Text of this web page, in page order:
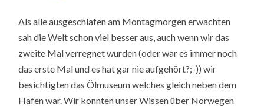
Als alle ausgeschlafen am Montagmorgen erwachten
sah die Welt schon viel besser aus, auch wenn wir das
zweite Mal verregnet wurden (oder war es immer noch
das erste Mal und es hat gar nie aufgehört?;-)) wir
besichtigten das Ölmuseum welches gleich neben dem
Hafen war. Wir konnten unser Wissen über Norwegen